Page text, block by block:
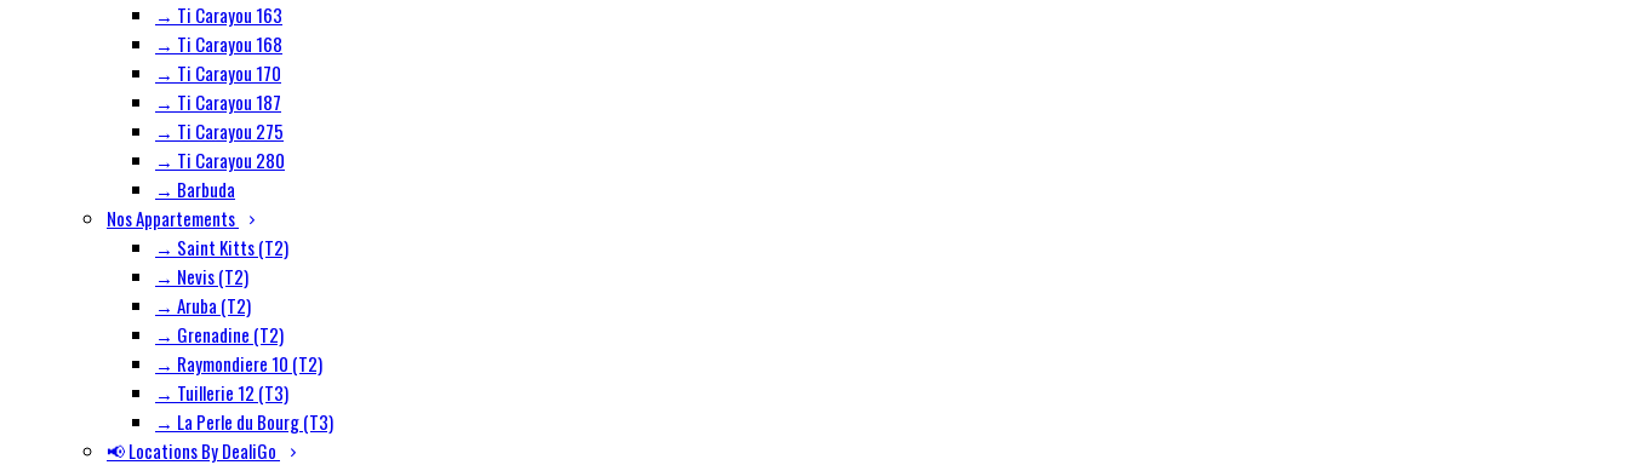
→ Ti Carayou 163
→ Ti Carayou 168
→ Ti Carayou 170
→ Ti Carayou 187
→ Ti Carayou 275
→ Ti Carayou 280
→ Barbuda
Nos Appartements
→ Saint Kitts (T2)
→ Nevis (T2)
→ Aruba (T2)
→ Grenadine (T2)
→ Raymondiere 10 (T2)
→ Tuillerie 12 (T3)
→ La Perle du Bourg (T3)
📢 Locations By DealiGo